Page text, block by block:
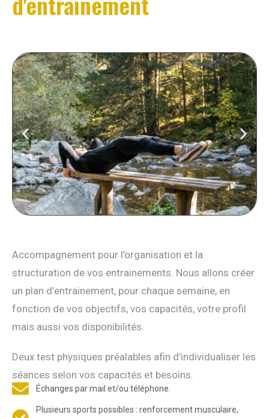
Accompagnement pour l’organisation et la
structuration de vos entrainements. Nous allons créer
un plan d’entrainement, pour chaque semaine, en
fonction de vos objectifs, vos capacités, votre profil
mais aussi vos disponibilités.
Deux test physiques préalables afin d’individualiser les
séances selon vos capacités et besoins.
Échanges par mail et/ou téléphone.
Plusieurs sports possibles : renforcement musculaire,